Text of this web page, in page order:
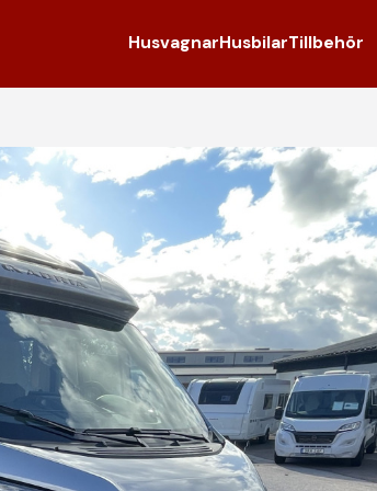
HusvagnarHusbilarTillbehör